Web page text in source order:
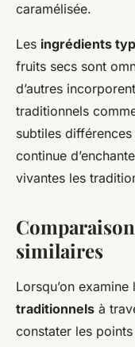
caramélisée.
Les ingrédients
fruits secs sont
d’autres
traditionnels
subtiles
continue
vivantes les
similaires
Lorsqu’on examine
traditionnels à
constater les